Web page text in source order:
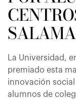
La Universidad,
premiado esta
innovación
alumnos de